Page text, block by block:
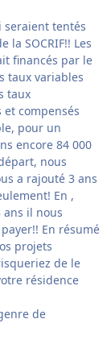
seraient tentés
SOCRIF!! Les
financés par le
taux variables
taux
compensés
pour un
encore 84 000
nous
a rajouté 3 ans
En ,
ans il nous
En résumé
projets
de le
résidence
de